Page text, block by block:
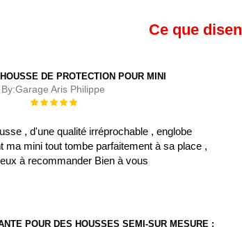
Ce que
DE PROTECTION POUR MINI
By:Garage Aris Philippe
Évaluation :
, d'une qualité irréprochable , englobe
ma mini tout tombe parfaitement à sa place ,
à recommander Bien à vous
POUR DES HOUSSES SEMI-SUR MESURE :